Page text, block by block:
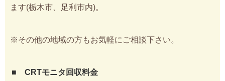
ます(栃木市、足利市内)。
※その他の地域の方もお気軽にご相談下さい。
■ CRTモニタ回収料金